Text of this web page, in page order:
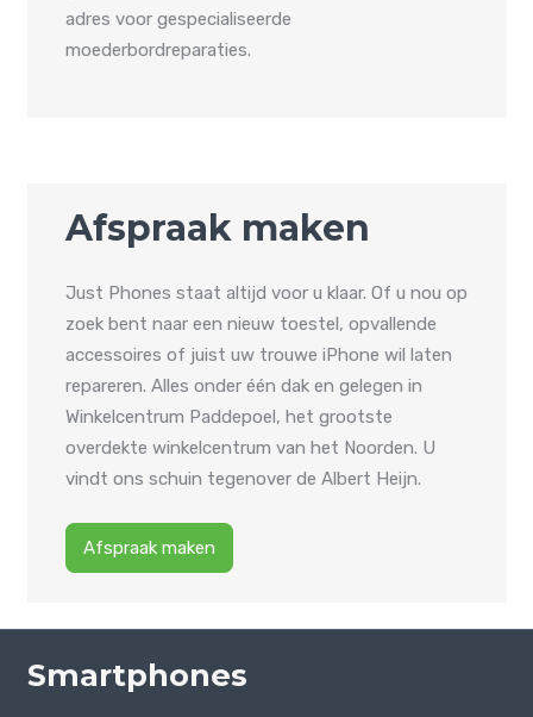
adres voor gespecialiseerde
moederbordreparaties.
Afspraak maken
Just Phones staat altijd voor u klaar. Of u nou op
zoek bent naar een nieuw toestel, opvallende
accessoires of juist uw trouwe iPhone wil laten
repareren. Alles onder één dak en gelegen in
Winkelcentrum Paddepoel, het grootste
overdekte winkelcentrum van het Noorden. U
vindt ons schuin tegenover de Albert Heijn.
Afspraak maken
Smartphones